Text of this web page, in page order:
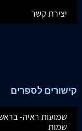
יצירת קשר
קישורים לספרים
שמועות ראיה-
שמות